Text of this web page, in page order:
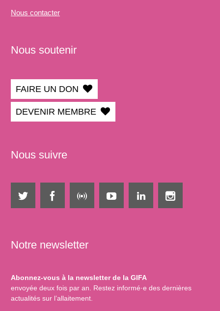
Nous contacter
Nous soutenir
FAIRE UN DON
DEVENIR MEMBRE
Nous suivre
Notre newsletter
Abonnez-vous à la newsletter de la GIFA
envoyée deux fois par an. Restez informé·e des dernières
actualités sur l’allaitement.